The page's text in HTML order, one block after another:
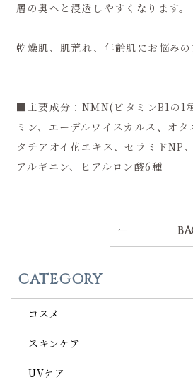
層の奥へと浸透しやすくなります。
乾燥肌、肌荒れ、年齢肌にお悩みの
■主要成分：NMN(ビタミンB1の1
ミン、エーデルワイスカルス、オタ
タチアオイ花エキス、セラミドNP
アルギニン、ヒアルロン酸6種
CATEGORY
コスメ
スキンケア
UVケア